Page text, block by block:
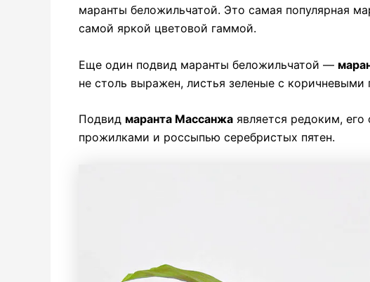
маранты беложильчатой. Это самая популярная
самой яркой цветовой гаммой.
Еще один подвид маранты беложильчатой —
не столь выражен, листья зеленые с коричневыми
Подвид маранта Массанжа является редоким,
прожилками и россыпью серебристых пятен.